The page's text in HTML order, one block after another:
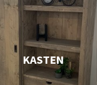
KASTEN